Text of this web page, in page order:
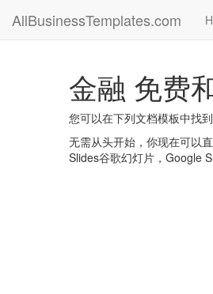
AllBusinessTemplates.com
金融 免费
您可以在下列文档模板中找
无需从头开始，你现在可以
Slides谷歌幻灯片，Google